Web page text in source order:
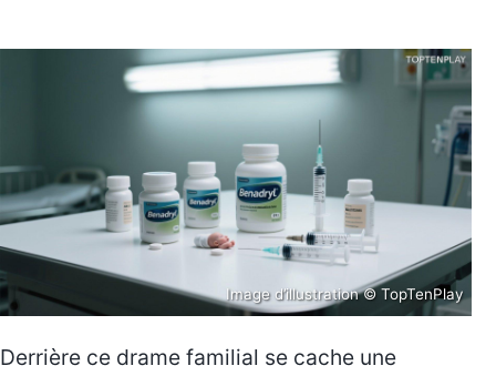
Image d’illustration © TopTenPlay
Derrière ce drame familial se cache une